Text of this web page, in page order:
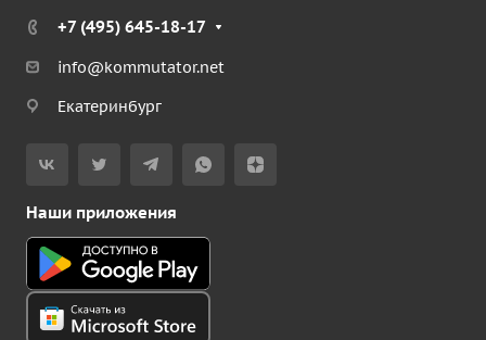
+7 (495) 645-18-17
info@kommutator.net
Екатеринбург
Наши приложения